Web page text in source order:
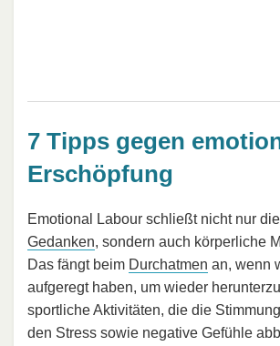
7 Tipps gegen
Erschöpfung
Emotional Labour schließt nicht nur
Gedanken, sondern auch körperliche
Das fängt beim Durchatmen an, wenn
aufgeregt haben, um wieder
sportliche Aktivitäten, die die
den Stress sowie negative Gefühle